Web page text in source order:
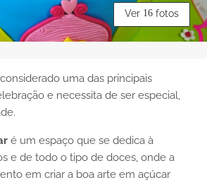
Ver 16 fotos
uma das principais
e necessita de ser especial,
é um espaço que se dedica à
e de todo o tipo de doces, onde a
em criar a boa arte em açúcar